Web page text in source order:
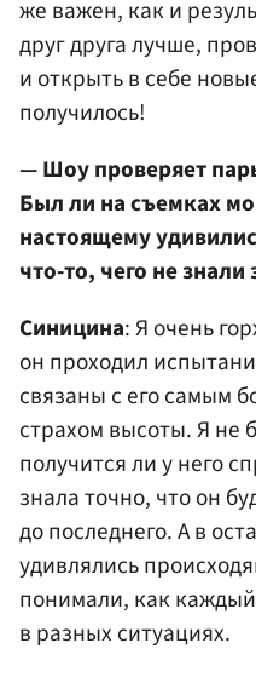
же важен, как и
друг друга лучше,
и открыть в себе
получилось!
— Шоу проверяет
Был ли на съемках
настоящему
что-то, чего не знали
Синицина: Я очень
он проходил
связаны с его самым
страхом высоты. Я не
получится ли у него
знала точно, что он
до последнего. А в
удивлялись
понимали, как
в разных ситуациях.